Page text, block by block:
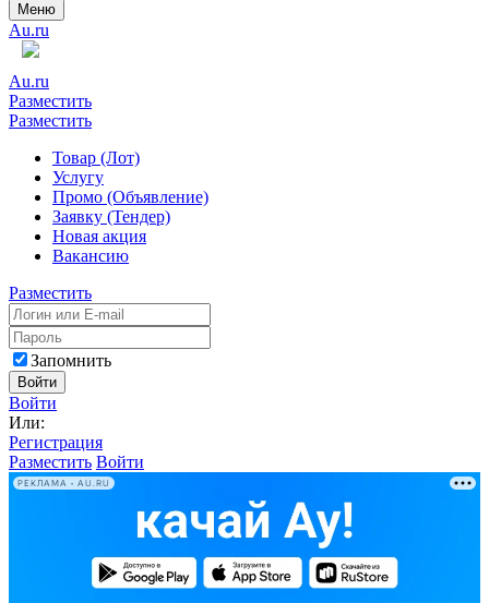
Меню
Au.ru
Au.ru
Разместить
Разместить
Товар (Лот)
Услугу
Промо (Объявление)
Заявку (Тендер)
Новая акция
Вакансию
Разместить
Запомнить
Войти
Войти
Или:
Регистрация
Разместить Войти
РЕКЛАМА • AU.RU